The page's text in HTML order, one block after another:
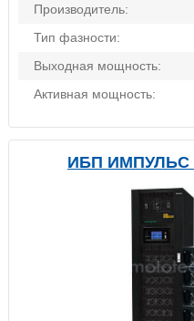
Производитель:
Тип фазности:
Выходная мощность:
Активная мощность:
ИБП ИМПУЛЬС